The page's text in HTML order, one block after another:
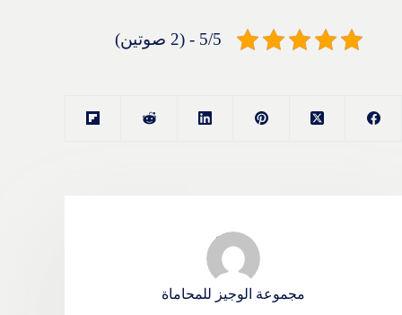
5/5 - (2 صوتين)
مجموعة الوجيز للمحاماة